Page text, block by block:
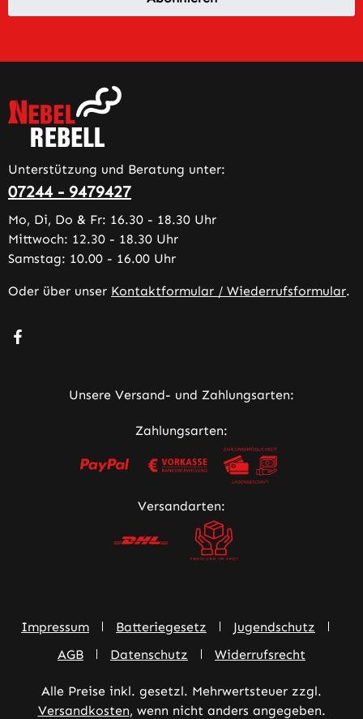
Unterstützung und Beratung unter:
07244 - 9479427
Mo, Di, Do & Fr: 16.30 - 18.30 Uhr
Mittwoch: 12.30 - 18.30 Uhr
Samstag: 10.00 - 16.00 Uhr
Oder über unser Kontaktformular / Wiederrufsformular.
Besuche uns auf Facebook – öffnet in neuem Tab
Unsere Versand- und Zahlungsarten:
Zahlungsarten:
Versandarten:
Impressum Batteriegesetz
Jugendschutz
AGB
Datenschutz Widerrufsrecht
Alle Preise inkl. gesetzl. Mehrwertsteuer zzgl.
Versandkosten, wenn nicht anders angegeben.